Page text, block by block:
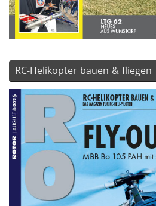
RC-Helikopter bauen & fliegen